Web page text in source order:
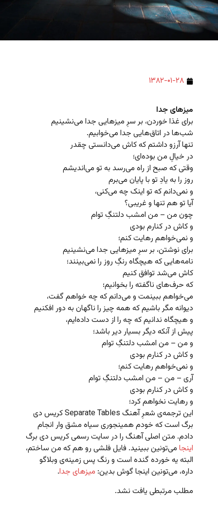
۱۳۸۲-۰۱-۲۸
میزهای جدا
برای غذا خوردن، بر سرِ میزهایی جدا می‌نشینیم
شب‌ها در اتاق‌هایی جدا می‌خوابیم.
تنها آرزو داشتم که کاش می‌دانستی چقدر
در خیالِ من بوده‌ای؛
وقتی که صبح از راه می‌رسد به تو می‌اندیشم
روز را به یادِ تو با پایان می‌برم
و نمی‌دانم که تو اینک چه می‌کنی،
آیا تو هم تنها و غریبی؟
چون من – من امشب دلتنگِ توام
و کاش در کنارم بودی
و نمی‌خواهم رهایت کنم؛
برای نوشتن، بر سرِ میزهایی جدا می‌نشینیم
نامه‌هایی که هیچگاه رنگِ روز را نمی‌بینند؛
کاش می‌شد توافق کنیم
که حرف‌های ناگفته را بخوانیم؛
می‌خواهم ببینمت و می‌دانم که چه خواهم گفت،
دیوانه مگر باشیم که همه چیز را ناگهان به دور افکنیم
و هیچگاه ندانیم که چه را از دست داده‌ایم،
پیش از آنکه دیگر بسیار دیر باشد؛
و من – من امشب دلتنگِ توام
و کاش در کنارم بودی
و نمی‌خواهم رهایت کنم؛
آری – من – من امشب دلتنگِ توام
و کاش در کنارم بودی
و رهایت نخواهم کرد؛
این ترجمه‌ی شعرِ آهنگ Separate Tables کریس دی
برگ است که خودم همینجوری سیاه مشق وار انجام
دادم. متن اصلی آهنگ را در سایت رسمی کریس دی برگ
اینجا می‌تونین ببینید. فایل فلشی رو هم که من ساختم،
البته یه خورده گنده است و رنگ پس زمینه‌ی وبلاگو
داره، می‌تونین اینجا گوش بدین: میزهای جدا.
مطلب مرتبطی یافت نشد.